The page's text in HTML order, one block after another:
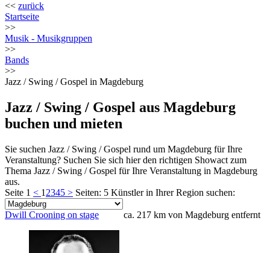
<< zurück
Startseite
>>
Musik - Musikgruppen
>>
Bands
>>
Jazz / Swing / Gospel in Magdeburg
Jazz / Swing / Gospel aus Magdeburg
buchen und mieten
Sie suchen Jazz / Swing / Gospel rund um Magdeburg für Ihre
Veranstaltung? Suchen Sie sich hier den richtigen Showact zum
Thema Jazz / Swing / Gospel für Ihre Veranstaltung in Magdeburg
aus.
Seite 1 < 1 2345 > Seiten: 5 Künstler in Ihrer Region suchen:
ca. 217 km von Magdeburg entfernt
Dwill Crooning on stage